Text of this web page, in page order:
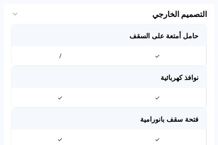
التصميم الخارجي
حامل أمتعة على السقف
✓
/
نوافذ كهربائية
✓
✓
فتحة سقف بانورامية
✓
✓